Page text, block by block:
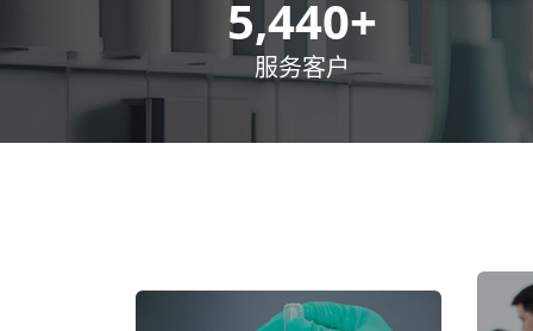
8,500+
服务客户